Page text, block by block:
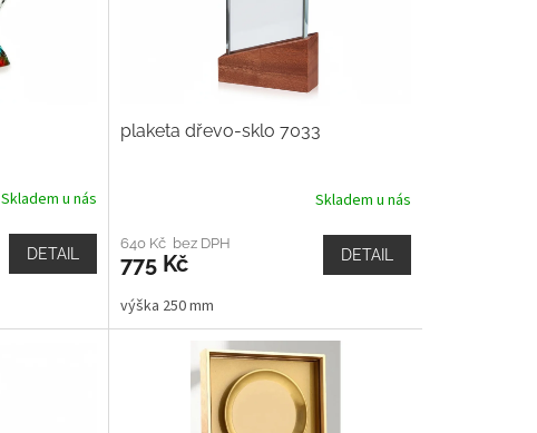
Skladem u nás
DETAIL
plaketa dřevo-sklo 7033
Skladem u nás
640 Kč bez DPH
775 Kč DETAIL
výška 250 mm